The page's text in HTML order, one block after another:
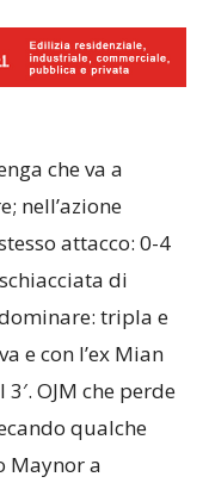
che va a
nell’azione
attacco: 0-4
di
tripla e
e con l’ex Mian
OJM che perde
qualche
Maynor a